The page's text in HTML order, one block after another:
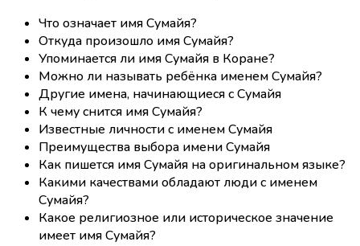
Что означает имя Сумайя?
Откуда произошло имя Сумайя?
Упоминается ли имя Сумайя в Коране?
Можно ли называть ребёнка именем Сумайя?
Другие имена, начинающиеся с Сумайя
К чему снится имя Сумайя?
Известные личности с именем Сумайя
Преимущества выбора имени Сумайя
Как пишется имя Сумайя на оригинальном языке?
Какими качествами обладают люди с именем
Сумайя?
Какое религиозное или историческое значение
имеет имя Сумайя?